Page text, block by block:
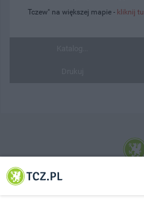
Tczew" na większej mapie - kliknij
© 2001-2026 Tczew - TCZ.PL Sp. z o.o.